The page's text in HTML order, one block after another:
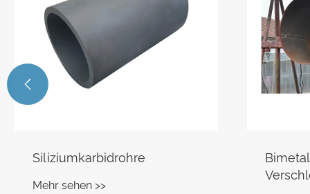
Siliziumkarbidrohre
Mehr sehen >>
